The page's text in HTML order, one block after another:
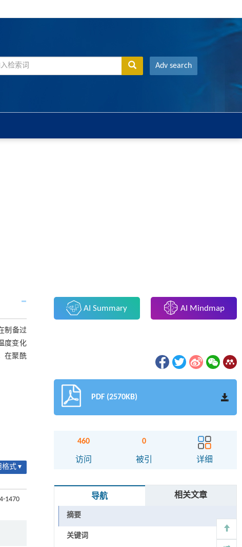
Adv search
制备过
度变化
在聚酰
格式 ▾
1470
AI Summary AI Mindmap
PDF (2570KB)
460
访问
0
被引 详细
导航 相关文章
摘要
关键词